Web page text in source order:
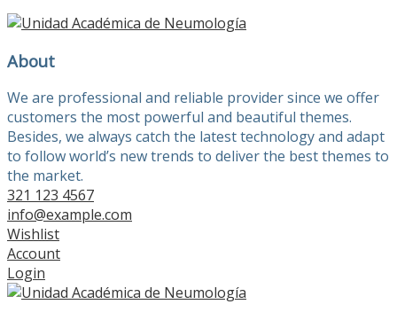
About
We are professional and reliable provider since we offer
customers the most powerful and beautiful themes.
Besides, we always catch the latest technology and adapt
to follow world’s new trends to deliver the best themes to
the market.
321 123 4567
info@example.com
Wishlist
Account
Login